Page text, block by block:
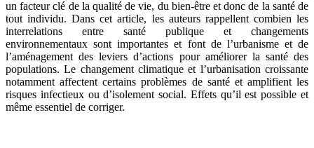
un facteur clé de la qualité de vie, du bien-être et donc de la santé de
tout individu. Dans cet article, les auteurs rappellent combien les
interrelations entre santé publique et changements
environnementaux sont importantes et font de l’urbanisme et de
l’aménagement des leviers d’actions pour améliorer la santé des
populations. Le changement climatique et l’urbanisation croissante
notamment affectent certains problèmes de santé et amplifient les
risques infectieux ou d’isolement social. Effets qu’il est possible et
même essentiel de corriger.